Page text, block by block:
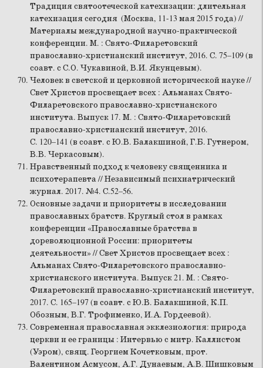
Традиция святоотеческой катехизации: длительная
катехизация сегодня (Москва, 11-13 мая 2015 года) //
Материалы международной научно-практической
конференции. М. : Свято-Филаретовский
православно-христианский институт, 2016. С. 75–109 (в
соавт. с С.О. Чукавиной, В.И. Якунцевым).
Человек в светской и церковной исторической науке //
Свет Христов просвещает всех : Альманах Свято-
Филаретовского православно-христианского
института. Выпуск 17. М. : Свято-Филаретовский
православно-христианский институт, 2016.
С. 120–141 (в соавт. с Ю.В. Балакшиной, Г.Б. Гутнером,
В.В. Черкасовым).
Нравственный подход к человеку священника и
психотерапевта // Независимый психиатрический
журнал. 2017. №4. С.52–56.
Основные задачи и приоритеты в исследовании
православных братств. Круглый стол в рамках
конференции «Православные братства в
дореволюционной России: приоритеты
деятельности» // Свет Христов просвещает всех :
Альманах Свято-Филаретовского православно-
христианского института. Выпуск 21. М. : Свято-
Филаретовский православно-христианский институт,
2017. С. 165–197 (в соавт. с Ю.В. Балакшиной, К.П.
Обозным, В.Г. Трофименко, И.А. Гордеевой).
Современная православная экклезиология: природа
церкви и ее границы : Интервью с митр. Каллистом
(Уэром), свящ. Георгием Кочетковым, прот.
Валентином Асмусом, А.Г. Дунаевым, А.В. Шишковым